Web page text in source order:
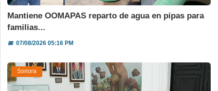
Mantiene OOMAPAS reparto de agua en pipas para
familias...
📅07/08/2026 05:16 PM
Sonora